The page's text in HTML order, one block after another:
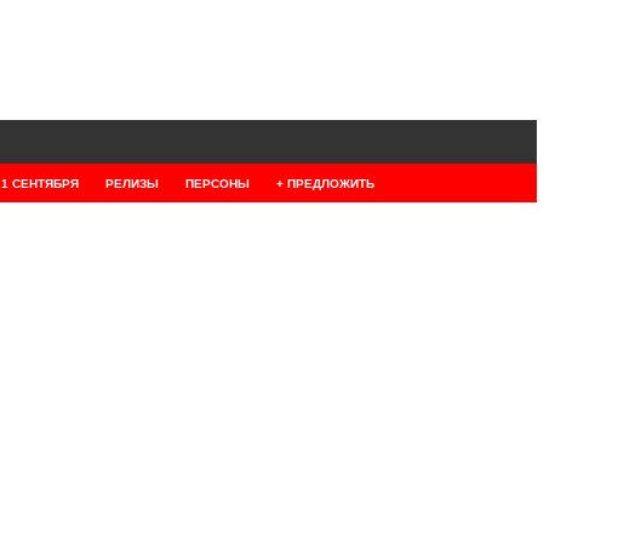
1 СЕНТЯБРЯ РЕЛИЗЫ ПЕРСОНЫ + ПРЕДЛОЖИТЬ